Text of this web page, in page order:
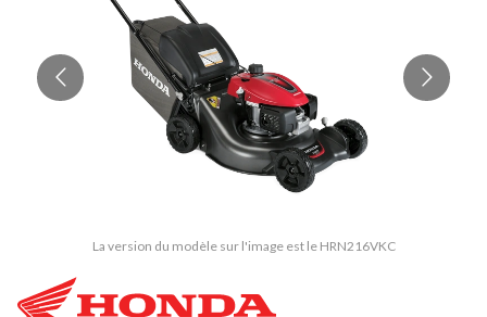
La version du modèle sur l'image est le HRN216VKC